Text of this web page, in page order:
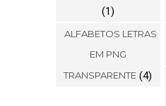
(1)
ALFABETOS LETRAS
EM PNG
TRANSPARENTE (4)